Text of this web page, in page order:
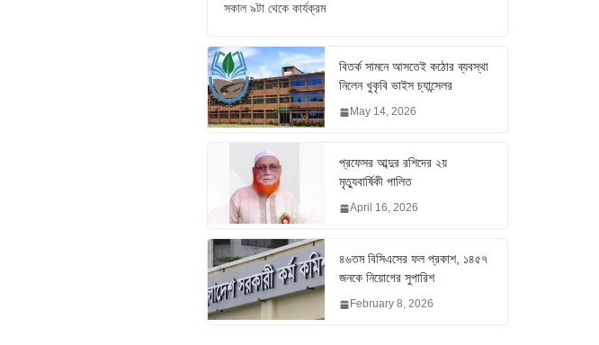
সকাল ৯টা থেকে কার্যক্রম
বিতর্ক সামনে আসতেই কঠোর ব্যবস্থা
নিলেন খুকৃবি ভাইস চ্যান্সেলর
May 14, 2026
প্রফেসর আব্দুর রশিদের ২য়
মৃত্যুবার্ষিকী পালিত
April 16, 2026
৪৬তম বিসিএসের ফল প্রকাশ, ১৪৫৭
জনকে নিয়োগের সুপারিশ
February 8, 2026